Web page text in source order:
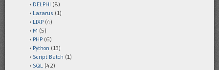
DELPHI (8)
Lazarus (1)
LIXP (4)
M (5)
PHP (6)
Python (13)
Script Batch (1)
SQL (42)